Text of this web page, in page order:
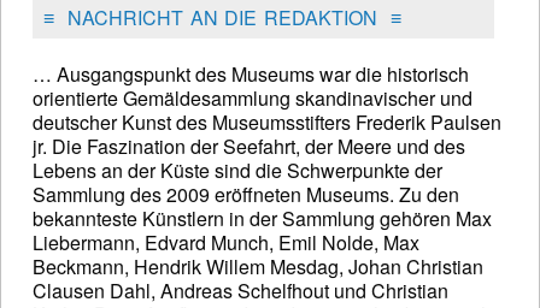
≡NACHRICHT AN DIE REDAKTION ≡
… Ausgangspunkt des Museums war die historisch
orientierte Gemäldesammlung skandinavischer und
deutscher Kunst des Museumsstifters Frederik Paulsen
jr. Die Faszination der Seefahrt, der Meere und des
Lebens an der Küste sind die Schwerpunkte der
Sammlung des 2009 eröffneten Museums. Zu den
bekannteste Künstlern in der Sammlung gehören Max
Liebermann, Edvard Munch, Emil Nolde, Max
Beckmann, Hendrik Willem Mesdag, Johan Christian
Clausen Dahl, Andreas Schelfhout und Christian